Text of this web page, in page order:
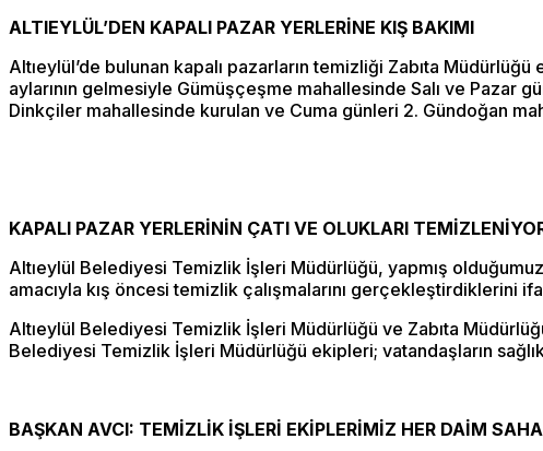
ALTIEYLÜL’DEN KAPALI PAZAR YERLERİNE KIŞ BAKIMI
Altıeylül’de bulunan kapalı pazarların temizliği Zabıta
aylarının gelmesiyle Gümüşçeşme mahallesinde Salı ve
Dinkçiler mahallesinde kurulan ve Cuma günleri 2. Gündoğan
KAPALI PAZAR YERLERİNİN ÇATI VE OLUKLARI
Altıeylül Belediyesi Temizlik İşleri Müdürlüğü, yapmış
amacıyla kış öncesi temizlik çalışmalarını gerçekleştirdiklerini
Altıeylül Belediyesi Temizlik İşleri Müdürlüğü ve Zabıta
Belediyesi Temizlik İşleri Müdürlüğü ekipleri; vatandaşların
BAŞKAN AVCI: TEMİZLİK İŞLERİ EKİPLERİMİZ HER DAİM